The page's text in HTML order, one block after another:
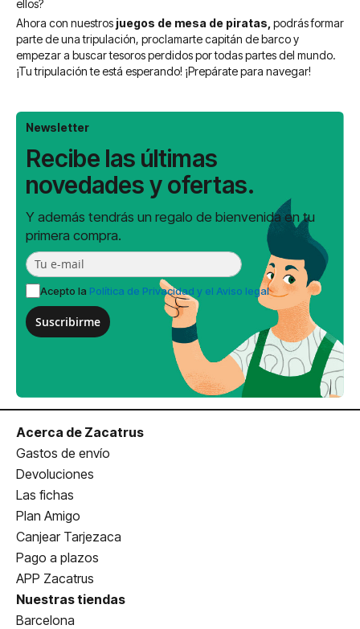
ellos?
Ahora con nuestros juegos de mesa de piratas, podrás formar
parte de una tripulación, proclamarte capitán de barco y
empezar a buscar tesoros perdidos por todas partes del mundo.
¡Tu tripulación te está esperando! ¡Prepárate para navegar!
Newsletter
Recibe las últimas
novedades y ofertas.
Y además tendrás un regalo de bienvenida en tu
primera compra.
Acepto la Política de Privacidad y el Aviso legal
Suscribirme
Acerca de Zacatrus
Gastos de envío
Devoluciones
Las fichas
Plan Amigo
Canjear Tarjezaca
Pago a plazos
APP Zacatrus
Nuestras tiendas
Barcelona